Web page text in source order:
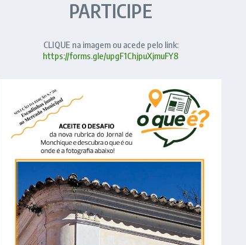
PARTICIPE
CLIQUE na imagem ou acede pelo link:
https://forms.gle/upgF1ChjpuXjmuFY8